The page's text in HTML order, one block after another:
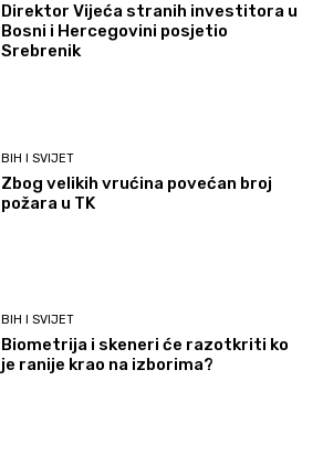
Direktor Vijeća stranih investitora u
Bosni i Hercegovini posjetio
Srebrenik
BIH I SVIJET
Zbog velikih vrućina povećan broj
požara u TK
BIH I SVIJET
Biometrija i skeneri će razotkriti ko
je ranije krao na izborima?